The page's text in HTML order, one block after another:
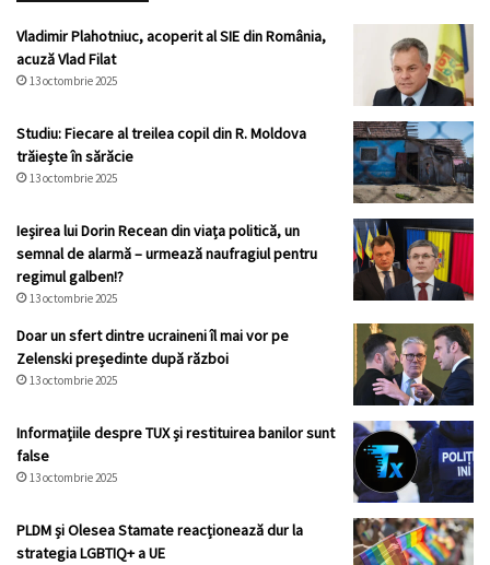
Vladimir Plahotniuc, acoperit al SIE din România,
acuză Vlad Filat
13 octombrie 2025
Studiu: Fiecare al treilea copil din R. Moldova
trăiește în sărăcie
13 octombrie 2025
Ieșirea lui Dorin Recean din viața politică, un
semnal de alarmă – urmează naufragiul pentru
regimul galben!?
13 octombrie 2025
Doar un sfert dintre ucraineni îl mai vor pe
Zelenski președinte după război
13 octombrie 2025
Informațiile despre TUX și restituirea banilor sunt
false
13 octombrie 2025
PLDM și Olesea Stamate reacționează dur la
strategia LGBTIQ+ a UE